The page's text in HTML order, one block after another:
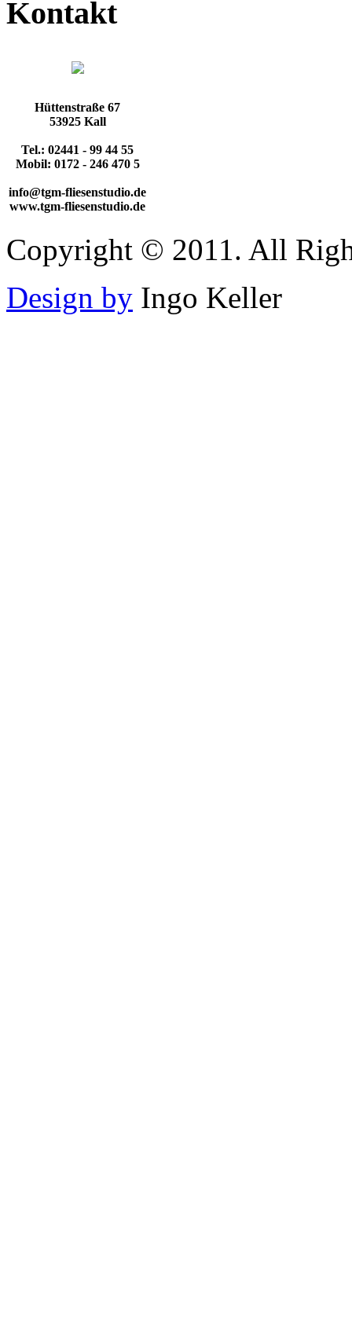
Kontakt
Hüttenstraße 67
53925 Kall
Tel.: 02441 - 99 44 55
Mobil: 0172 - 246 470 5
info@tgm-fliesenstudio.de
www.tgm-fliesenstudio.de
Copyright © 2011. All
Design by Ingo Keller